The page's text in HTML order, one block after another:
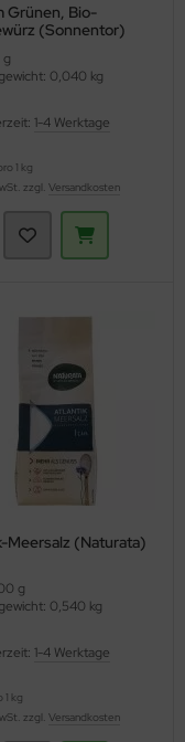
Grünen, Bio-
(Sonnentor)
g
0,040 kg
1-4 Werktage
1 kg
zzgl. Versandkosten
Meersalz (Naturata)
g
0,540 kg
1-4 Werktage
kg
zzgl. Versandkosten